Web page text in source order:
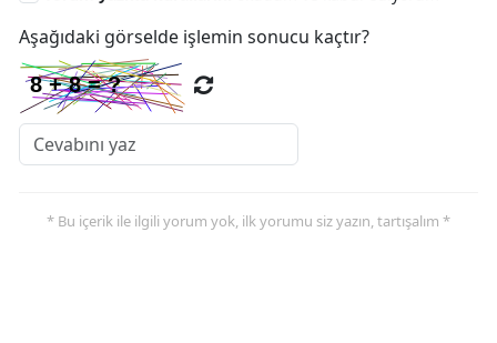
Aşağıdaki görselde işlemin sonucu kaçtır?
* Bu içerik ile ilgili yorum yok, ilk yorumu siz yazın, tartışalım *